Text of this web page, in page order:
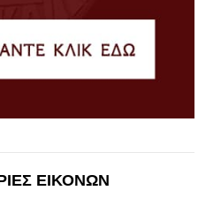
ΕΙΚΟΝΩΝ